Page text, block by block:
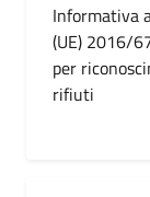
Informativa
(UE) 2016/
per
rifiuti